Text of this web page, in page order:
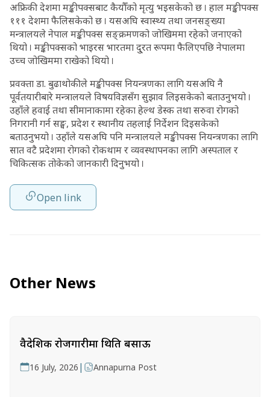
अफ्रिकी देशमा मङ्कीपक्सबाट कैयौँको मृत्यु भइसकेको छ । हाल मङ्कीपक्स
१११ देशमा फैलिसकेको छ । यसअघि स्वास्थ्य तथा जनसङ्ख्या
मन्त्रालयले नेपाल मङ्कीपक्स सङ्क्रमणको जोखिममा रहेको जनाएको
थियो । मङ्कीपक्सको भाइरस भारतमा दु्रत रूपमा फैलिएपछि नेपालमा
उच्च जोखिममा राखेको थियो ।
प्रवक्ता डा. बुढाथोकीले मङ्कीपक्स नियन्त्रणका लागि यसअघि नै
पूर्वतयारीबारे मन्त्रालयले विषयविज्ञसँग सुझाव लिइसकेको बताउनुभयो ।
उहाँले हवाई तथा सीमानाकामा रहेका हेल्थ डेस्क तथा सरुवा रोगको
निगरानी गर्न सङ्घ, प्रदेश र स्थानीय तहलाई निर्देशन दिइसकेको
बताउनुभयो । उहाँले यसअघि पनि मन्त्रालयले मङ्कीपक्स नियन्त्रणका लागि
सात वटै प्रदेशमा रोगको रोकथाम र व्यवस्थापनका लागि अस्पताल र
चिकित्सक तोकेको जानकारी दिनुभयो ।
Open link
Other News
वैदेशिक रोजगारीमा थिति बसाऊ
16 July, 2026 | Annapurna Post